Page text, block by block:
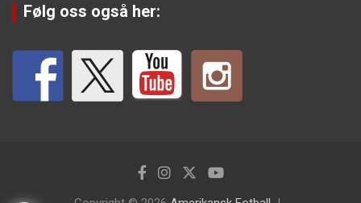
Følg oss også her: